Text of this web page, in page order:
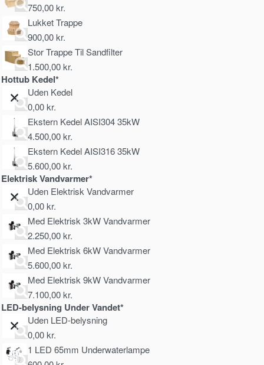
750,00kr.
Lukket Trappe
900,00kr.
Stor Trappe Til Sandfilter
1.500,00kr.
Hottub Kedel*
Uden Kedel
0,00kr.
Ekstern Kedel AISI304 35kW
4.500,00kr.
Ekstern Kedel AISI316 35kW
5.600,00kr.
Elektrisk Vandvarmer*
Uden Elektrisk Vandvarmer
0,00kr.
Med Elektrisk 3kW Vandvarmer
2.250,00kr.
Med Elektrisk 6kW Vandvarmer
5.600,00kr.
Med Elektrisk 9kW Vandvarmer
7.100,00kr.
LED-belysning Under Vandet*
Uden LED-belysning
0,00kr.
1 LED 65mm Underwaterlampe